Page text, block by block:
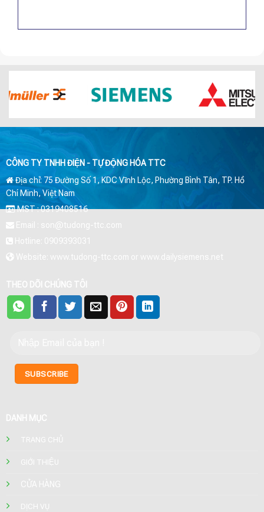
CÔNG TY TNHH ĐIỆN - TỰ ĐỘNG HÓA TTC
Địa chỉ: 75 Đường Số 1, KDC Vĩnh Lộc, Phường Bình Tân, TP. Hồ
Chí Minh, Việt Nam
MST : 0319408516
Email : son@tudong-ttc.com
Hotline: 0909393031
Website: www.tudong-ttc.com or www.dailysiemens.net
THEO DÕI CHÚNG TÔI
DANH MỤC
TRANG CHỦ
GIỚI THIỆU
CỬA HÀNG
DỊCH VỤ